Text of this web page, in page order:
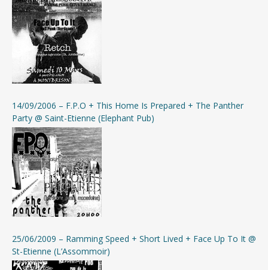
14/09/2006 – F.P.O + This Home Is Prepared + The Panther
Party @ Saint-Etienne (Elephant Pub)
25/06/2009 – Ramming Speed + Short Lived + Face Up To It @
St-Etienne (L’Assommoir)